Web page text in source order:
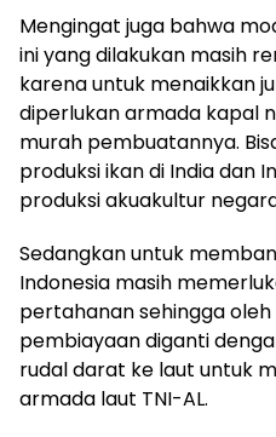
Mengingat juga bahwa
ini yang dilakukan masih
karena untuk menaikkan
diperlukan armada kapal
murah pembuatannya.
produksi ikan di India dan
produksi akuakultur
Sedangkan untuk
Indonesia masih
pertahanan sehingga
pembiayaan diganti
rudal darat ke laut untuk
armada laut TNI-AL.